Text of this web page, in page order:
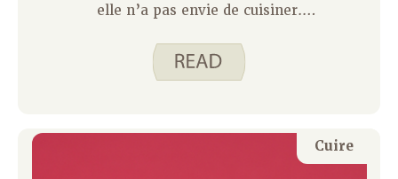
elle n’a pas envie de cuisiner.
une autre idée pour transformer un
snack en repas. Le houmous est un
également appelés pois chiches. Les
pois chiches sont une bonne source deCuire